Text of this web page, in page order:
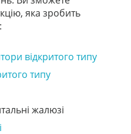
яка зробить
відкритого типу
типу
жалюзі